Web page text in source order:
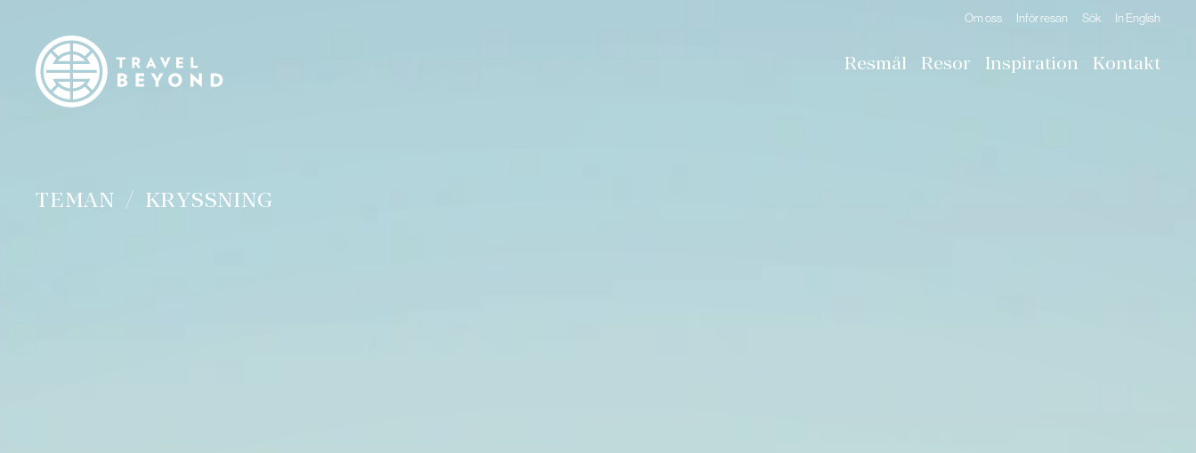
Om oss Inför resan Sök In English
Resmål Resor Inspiration Kontakt
TEMAN KRYSSNING